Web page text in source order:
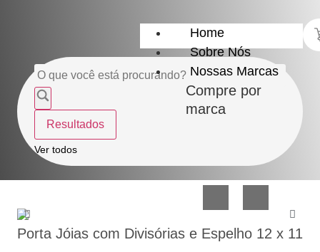
Home
Sobre Nós
Nossas Marcas
Compre por
marca
Lar
Organização
Resultados
Ver todos
Porta Jóias com Divisórias e Espelho 12 x 11